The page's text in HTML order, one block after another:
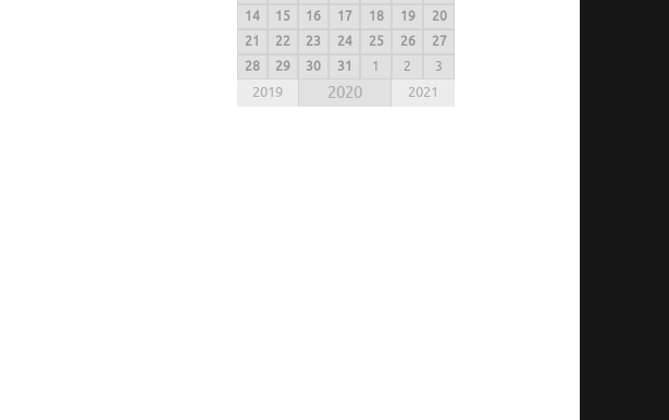
14
15 16 17 18 19
20
21
22 23 24 25 26
27
28
29 30 31 1 2 3
2019 2020 2021